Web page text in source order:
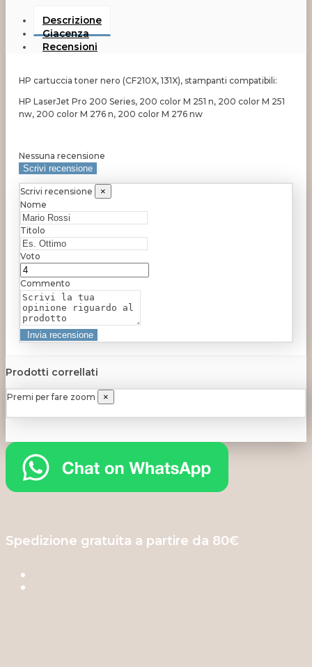
Descrizione
Giacenza
Recensioni
HP cartuccia toner nero (CF210X, 131X), stampanti compatibili:
HP LaserJet Pro 200 Series, 200 color M 251 n, 200 color M 251
nw, 200 color M 276 n, 200 color M 276 nw
Nessuna recensione
Scrivi recensione
Scrivi recensione
×
Nome
Titolo
Voto
Commento
Prodotti correllati
Premi per fare zoom ×
Spedizione gratuita a partire da 80€